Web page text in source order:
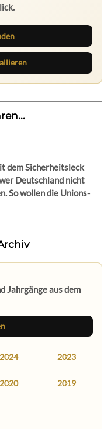
dem Sicherheitsleck
Deutschland nicht
So wollen die Unions-
Jahrgänge aus dem
2024 2023
2020 2019